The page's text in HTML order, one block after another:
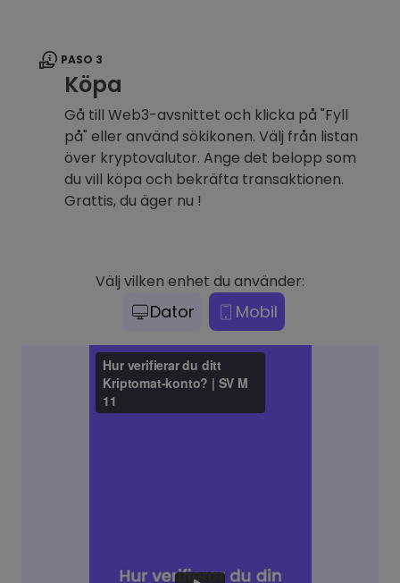
PASO 3
Köpa
Gå till Web3-avsnittet och klicka på "Fyll
på" eller använd sökikonen. Välj från listan
över kryptovalutor. Ange det belopp som
du vill köpa och bekräfta transaktionen.
Grattis, du äger nu !
Välj vilken enhet du använder:
Dator Mobil